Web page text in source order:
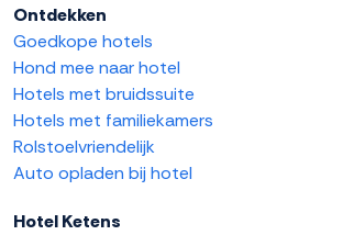
Ontdekken
Goedkope hotels
Hond mee naar hotel
Hotels met bruidssuite
Hotels met familiekamers
Rolstoelvriendelijk
Auto opladen bij hotel
Hotel Ketens